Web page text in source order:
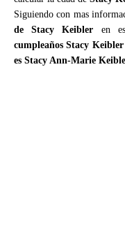
Siguiendo con mas
de Stacy Keibler en
cumpleaños Stacy Keibler
es Stacy Ann-Marie